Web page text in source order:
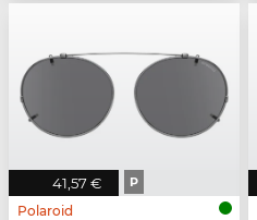
41,57 € P
Polaroid